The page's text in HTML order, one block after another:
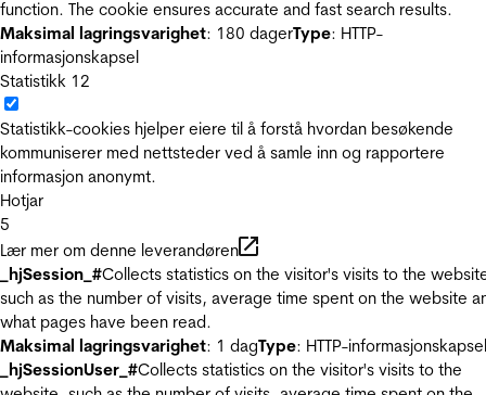
function. The cookie ensures accurate and fast search results.
Maksimal lagringsvarighet: 180 dagerType: HTTP-
informasjonskapsel
Statistikk 12
Statistikk-cookies hjelper eiere til å forstå hvordan besøkende
kommuniserer med nettsteder ved å samle inn og rapportere
informasjon anonymt.
Hotjar
5
Lær mer om denne leverandøren
_hjSession_#Collects statistics on the visitor's visits to the
such as the number of visits, average time spent on the website
what pages have been read.
Maksimal lagringsvarighet: 1 dagType: HTTP-informasjonskapsel
_hjSessionUser_#Collects statistics on the visitor's visits to the